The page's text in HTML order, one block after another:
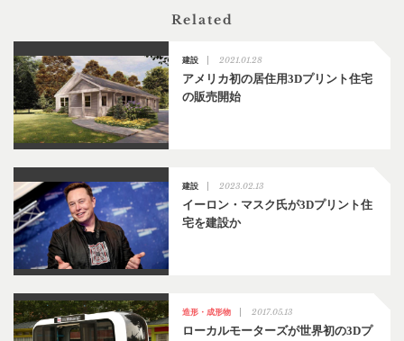
Related
建設 2021.01.28
アメリカ初の居住用3Dプリント住宅
の販売開始
建設 2023.02.13
イーロン・マスク氏が3Dプリント住
宅を建設か
造形・成形物 2017.05.13
ローカルモーターズが世界初の3Dプ